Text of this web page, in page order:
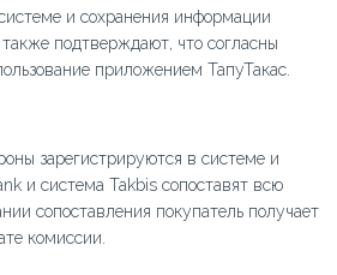
и сохранения информации
подтверждают, что согласны
приложением ТапуТакас.
зарегистрируются в системе и
и система Takbis сопоставят всю
сопоставления покупатель получает
комиссии.